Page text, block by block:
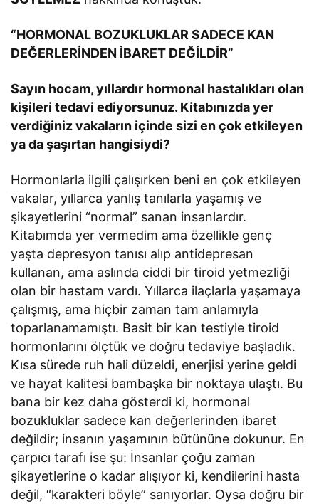
“HORMONAL BOZUKLUKLAR SADECE KAN
DEĞERLERİNDEN İBARET DEĞİLDİR”
Sayın hocam, yıllardır hormonal hastalıkları olan
kişileri tedavi ediyorsunuz. Kitabınızda yer
verdiğiniz vakaların içinde sizi en çok etkileyen
ya da şaşırtan hangisiydi?
Hormonlarla ilgili çalışırken beni en çok etkileyen
vakalar, yıllarca yanlış tanılarla yaşamış ve
şikayetlerini “normal” sanan insanlardır.
Kitabımda yer vermedim ama özellikle genç
yaşta depresyon tanısı alıp antidepresan
kullanan, ama aslında ciddi bir tiroid yetmezliği
olan bir hastam vardı. Yıllarca ilaçlarla yaşamaya
çalışmış, ama hiçbir zaman tam anlamıyla
toparlanamamıştı. Basit bir kan testiyle tiroid
hormonlarını ölçtük ve doğru tedaviye başladık.
Kısa sürede ruh hali düzeldi, enerjisi yerine geldi
ve hayat kalitesi bambaşka bir noktaya ulaştı. Bu
bana bir kez daha gösterdi ki, hormonal
bozukluklar sadece kan değerlerinden ibaret
değildir; insanın yaşamının bütününe dokunur. En
çarpıcı tarafı ise şu: İnsanlar çoğu zaman
şikayetlerine o kadar alışıyor ki, kendilerini hasta
değil, “karakteri böyle” sanıyorlar. Oysa doğru bir